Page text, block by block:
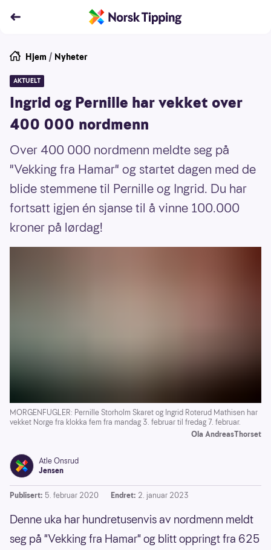
Hjem / Nyheter
AKTUELT
Ingrid og Pernille har vekket over
400 000 nordmenn
Over 400 000 nordmenn meldte seg på
"Vekking fra Hamar" og startet dagen med de
blide stemmene til Pernille og Ingrid. Du har
fortsatt igjen én sjanse til å vinne 100.000
kroner på lørdag!
MORGENFUGLER: Pernille Storholm Skaret og Ingrid Roterud Mathisen har
vekket Norge fra klokka fem fra mandag 3. februar til fredag 7. februar.
Ola AndreasThorset
Atle Onsrud
Jensen
Publisert: 5. februar 2020 Endret: 2. januar 2023
Denne uka har hundretusenvis av nordmenn meldt
seg på "Vekking fra Hamar" og blitt oppringt fra 625